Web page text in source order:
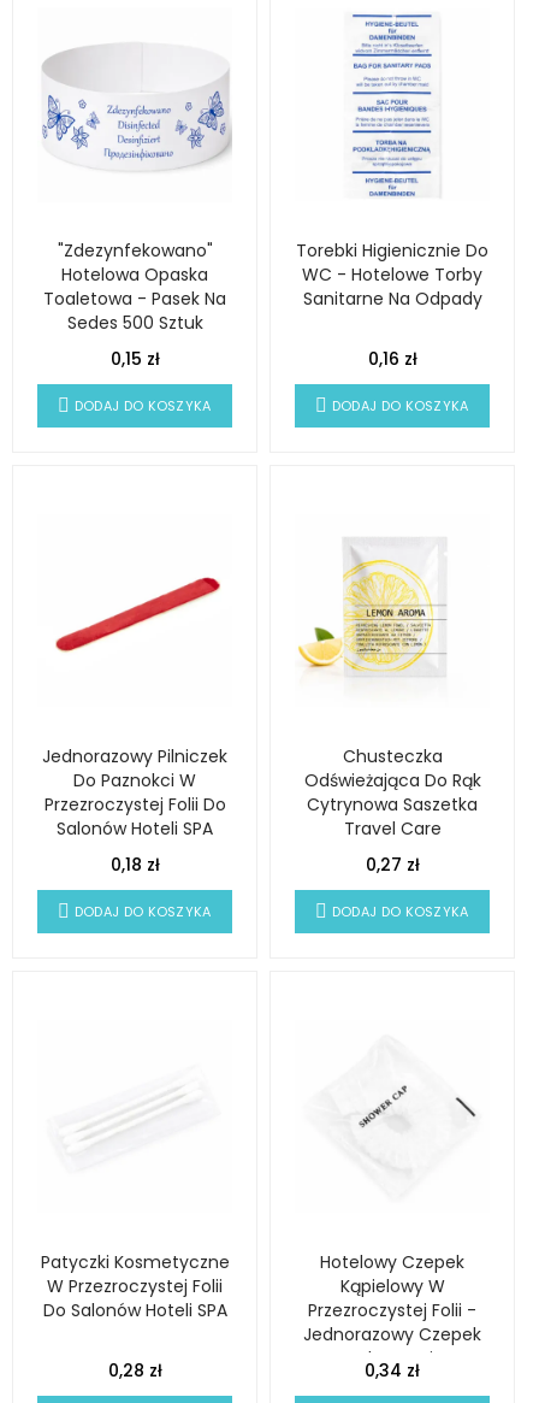
"Zdezynfekowano"
Hotelowa Opaska
Toaletowa - Pasek Na
Sedes 500 Sztuk
0,15 zł
DODAJ DO KOSZYKA
Torebki Higienicznie Do
WC - Hotelowe Torby
Sanitarne Na Odpady
0,16 zł
DODAJ DO KOSZYKA
Jednorazowy Pilniczek
Do Paznokci W
Przezroczystej Folii Do
Salonów Hoteli SPA
0,18 zł
DODAJ DO KOSZYKA
Chusteczka
Odświeżająca Do Rąk
Cytrynowa Saszetka
Travel Care
0,27 zł
DODAJ DO KOSZYKA
Patyczki Kosmetyczne
W Przezroczystej Folii
Do Salonów Hoteli SPA
0,28 zł
Hotelowy Czepek
Kąpielowy W
Przezroczystej Folii -
Jednorazowy Czepek
Pod Prysznic
0,34 zł